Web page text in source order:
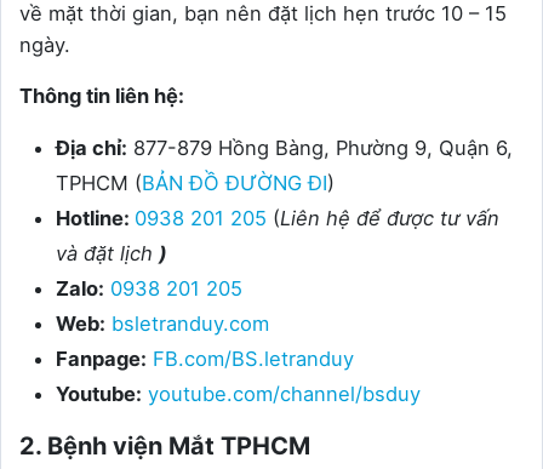
về mặt thời gian, bạn nên đặt lịch hẹn trước 10 – 15
ngày.
Thông tin liên hệ:
Địa chỉ: 877-879 Hồng Bàng, Phường 9, Quận 6,
TPHCM (BẢN ĐỒ ĐƯỜNG ĐI)
Hotline: 0938 201 205 (Liên hệ để được tư vấn
và đặt lịch )
Zalo: 0938 201 205
Web: bsletranduy.com
Fanpage: FB.com/BS.letranduy
Youtube: youtube.com/channel/bsduy
2. Bệnh viện Mắt TPHCM